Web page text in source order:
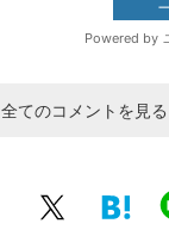
全てのコメントを見る